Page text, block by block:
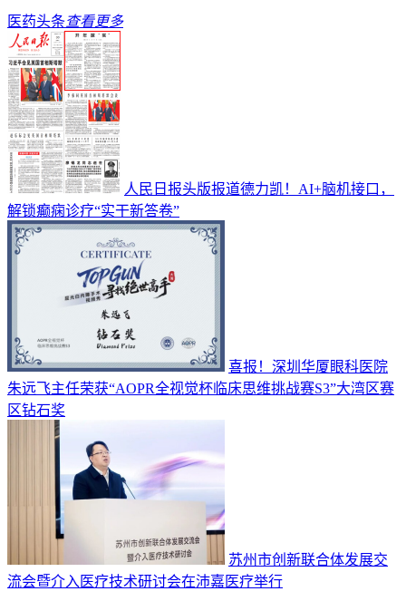
医药头条查看更多
人民日报头版报道德力凯！AI+脑机接口，
解锁癫痫诊疗“实干新答卷”
喜报！深圳华厦眼科医院
朱远飞主任荣获“AOPR全视觉杯临床思维挑战赛S3”大湾区赛
区钻石奖
苏州市创新联合体发展交
流会暨介入医疗技术研讨会在沛嘉医疗举行